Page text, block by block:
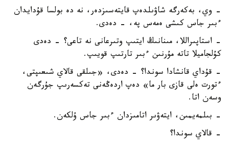
- وي، بەكەرگە شاۋىلدەپ قايتەسىزدەر، نە دە بولسا قۇدايدان
ءبىر جاس كىشى ەمەس پە، - دەدى.
- استاپىراللا، مىنانىڭ ايتىپ وتىرعانى نە تاعى؟ - دەدى
كۇلجاميلا تاتە مۇرنىن ءبىر تارتىپ قويىپ.
- قۇداي قانشادا سوندا؟ - دەدى، «جىلقى قالاي شىعىپتى،
ءتورت ەلى قازى بار ما» دەپ اردەڭەنى تەكسەرىپ جۇرگەن
وسەن اتا.
- بىلمەيمىن، ايتەۋىر اتامىزدان ءبىر جاس ۇلكەن.
- قالاي سوندا؟